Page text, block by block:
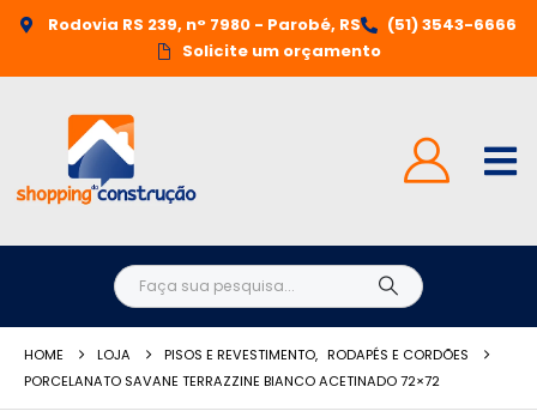
Rodovia RS 239, n° 7980 - Parobé, RS
(51) 3543-6666
Solicite um orçamento
HOME LOJA PISOS E REVESTIMENTO, RODAPÉS E CORDÕES
PORCELANATO SAVANE TERRAZZINE BIANCO ACETINADO 72×72